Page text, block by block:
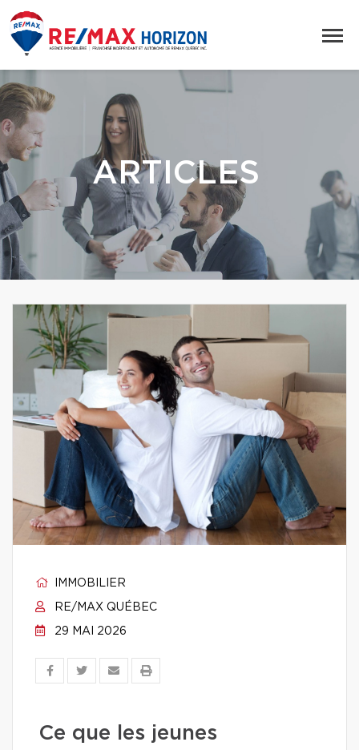
ARTICLES
IMMOBILIER
RE/MAX QUÉBEC
29 MAI 2026
Ce que les jeunes